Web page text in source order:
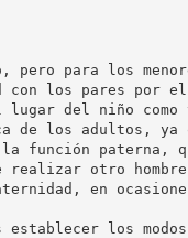
pero para los
los pares por el
del niño como
de los adultos,
función paterna,
otro
en
los